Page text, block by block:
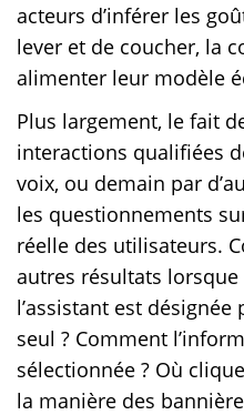
acteurs d’inférer les
lever et de coucher, la
alimenter leur modèle
Plus largement, le fait
interactions qualifiées
voix, ou demain par
les questionnements
réelle des utilisateurs.
autres résultats lorsque
l’assistant est désignée
seul ? Comment
sélectionnée ? Où
la manière des